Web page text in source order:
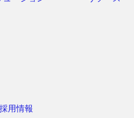
採用情報